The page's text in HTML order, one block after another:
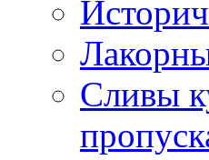
Сливы